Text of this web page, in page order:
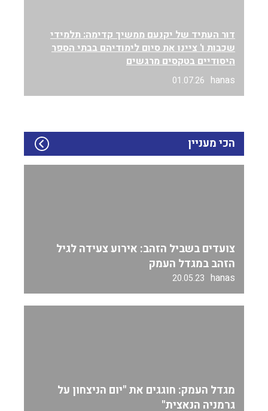
דור העתיד של יקנעם ממשיך קדימה: תלמידי
שכבות ו' ציינו את סיום לימודיהם בבתי הספר
היסודיים בטקסים מרגשים
hanas
01.07.26
הכי מעניין
צועדים בשביל הזהב: אירוע צעידה לגיל
הזהב במגדל העמק
hanas
20.05.23
מגדל העמק: חוגגים את "יום הניצחון על
גרמניה הנאצית"